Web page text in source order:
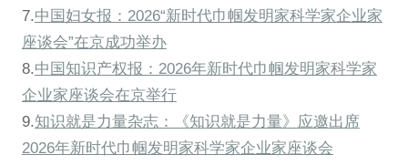
7.中国妇女报：2026“新时代巾帼发明家科学家企业家
座谈会”在京成功举办
8.中国知识产权报：2026年新时代巾帼发明家科学家
企业家座谈会在京举行
9.知识就是力量杂志：《知识就是力量》应邀出席
2026年新时代巾帼发明家科学家企业家座谈会